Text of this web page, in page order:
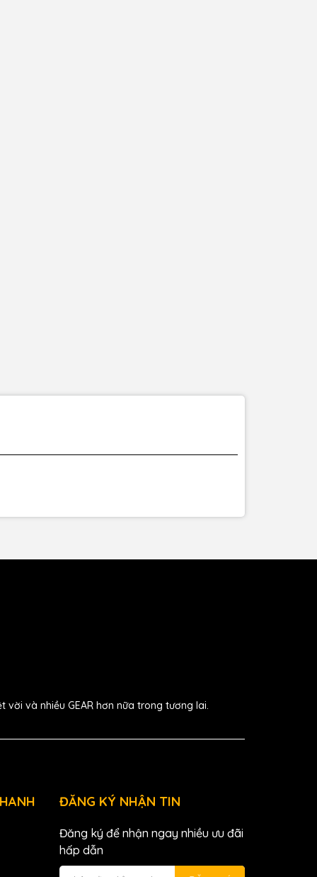
và nhiều GEAR hơn nữa trong tương lai.
ĐĂNG KÝ NHẬN TIN
Đăng ký để nhận ngay nhiều ưu đãi
hấp dẫn